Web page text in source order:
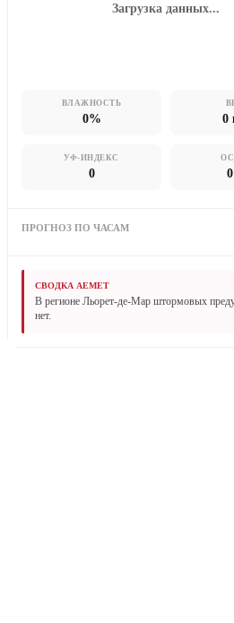
Загрузка данных...
ВЛАЖНОСТЬ
0% 0
УФ-ИНДЕКС
0 0
ПРОГНОЗ ПО ЧАСАМ
СВОДКА AEMET
В регионе Льорет-де-Мар штормовых
нет.